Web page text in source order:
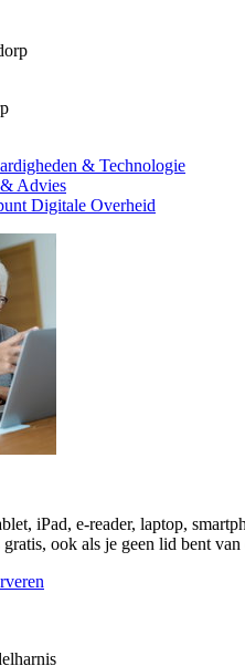
& Technologie
Advies
Digitale Overheid
iPad, e-reader, laptop,
ook als je geen lid bent